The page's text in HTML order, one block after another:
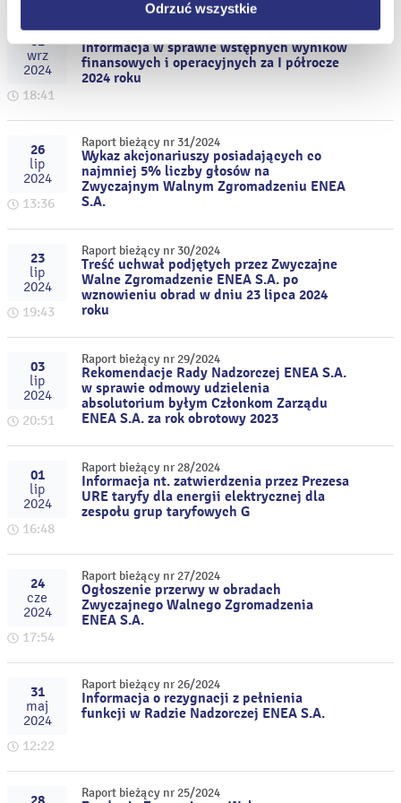
Odrzuć wszystkie
02
wrz
2024
18:41
Raport bieżący nr 32/2024
Informacja w sprawie wstępnych wyników
finansowych i operacyjnych za I półrocze
2024 roku
26
lip
2024
13:36
Raport bieżący nr 31/2024
Wykaz akcjonariuszy posiadających co
najmniej 5% liczby głosów na
Zwyczajnym Walnym Zgromadzeniu ENEA
S.A.
23
lip
2024
19:43
Raport bieżący nr 30/2024
Treść uchwał podjętych przez Zwyczajne
Walne Zgromadzenie ENEA S.A. po
wznowieniu obrad w dniu 23 lipca 2024
roku
03
lip
2024
20:51
Raport bieżący nr 29/2024
Rekomendacje Rady Nadzorczej ENEA S.A.
w sprawie odmowy udzielenia
absolutorium byłym Członkom Zarządu
ENEA S.A. za rok obrotowy 2023
01
lip
2024
16:48
Raport bieżący nr 28/2024
Informacja nt. zatwierdzenia przez Prezesa
URE taryfy dla energii elektrycznej dla
zespołu grup taryfowych G
24
cze
2024
17:54
Raport bieżący nr 27/2024
Ogłoszenie przerwy w obradach
Zwyczajnego Walnego Zgromadzenia
ENEA S.A.
31
maj
2024
12:22
Raport bieżący nr 26/2024
Informacja o rezygnacji z pełnienia
funkcji w Radzie Nadzorczej ENEA S.A.
Raport bieżący nr 25/2024